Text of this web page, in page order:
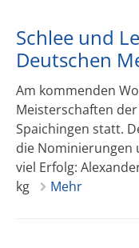
Schlee und
Deutschen
Am kommenden
Meisterschaften
Spaichingen statt.
die Nominierungen
viel Erfolg:
kg
Mehr